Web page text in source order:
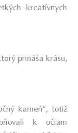
kreatívnych
prináša krásu,
kameň“, totiž
k očiam